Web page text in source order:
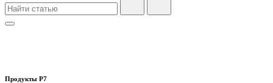
Продукты Р7